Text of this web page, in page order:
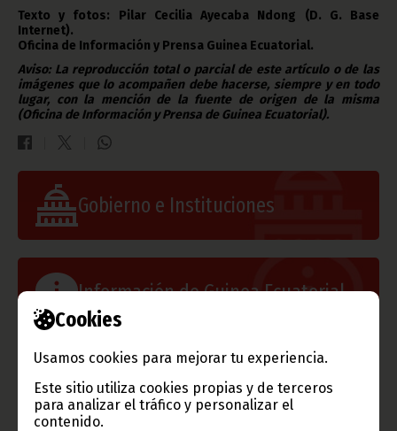
Cookies
Usamos cookies para mejorar tu experiencia.
Este sitio utiliza cookies propias y de terceros
para analizar el tráfico y personalizar el
contenido.
Texto y fotos: Pilar Cecilia Ayecaba Ndong (D. G. Base
Internet).
Oficina de Información y Prensa Guinea Ecuatorial.
Aviso: La reproducción total o parcial de este artículo o de las
imágenes que lo acompañen debe hacerse, siempre y en todo
lugar, con la mención de la fuente de origen de la misma
(Oficina de Información y Prensa de Guinea Ecuatorial).
Gobierno e Instituciones
Información de Guinea Ecuatorial
TVGE